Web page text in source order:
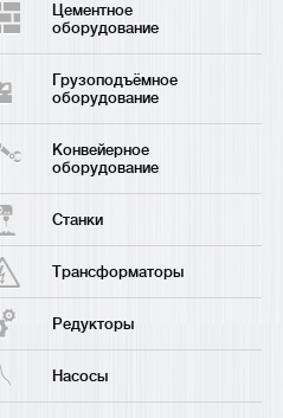
Цементное
оборудование
Грузоподъёмное
оборудование
Конвейерное
оборудование
Станки
Трансформаторы
Редукторы
Насосы